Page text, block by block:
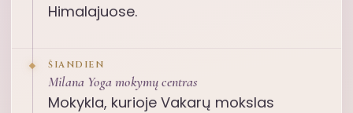
Himalajuose.
ŠIANDIEN
Milana Yoga mokymų centras
Mokykla, kurioje Vakarų mokslas